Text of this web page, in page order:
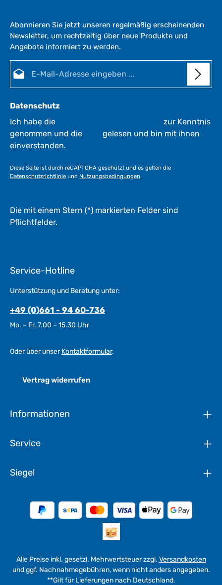
z
e
i
t
:
1
-
W
e
r
k
g
Abonnieren Sie jetzt unseren regelmäßig erscheinenden
Newsletter, um rechtzeitig über neue Produkte und
Angebote informiert zu werden.
Datenschutz
Ich habe die
zur Kenntnis
genommen und die
gelesen und bin mit ihnen
einverstanden.
Diese Seite ist durch reCAPTCHA geschützt und es gelten die
Datenschutzrichtlinie und Nutzungsbedingungen.
Die mit einem Stern (*) markierten Felder sind
Pflichtfelder.
Service-Hotline
Unterstützung und Beratung unter:
+49 (0)661 - 94 60-736
Mo. – Fr. 7.00 – 15.30 Uhr
Oder über unserKontaktformular.
Vertrag widerrufen
Informationen
Service
Siegel
Alle Preise inkl. gesetzl. Mehrwertsteuer zzgl. Versandkosten
und ggf. Nachnahmegebühren, wenn nicht anders angegeben.
**Gilt für Lieferungen nach Deutschland.